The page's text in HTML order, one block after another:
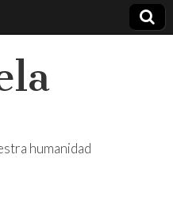
humanidad